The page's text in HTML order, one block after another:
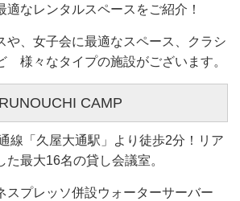
適なレンタルスペースをご紹介！
や、女子会に最適なスペース、クラシ
様々なタイプの施設がございます。
CAMP
線「久屋大通駅」より徒歩2分！リア
た最大16名の貸し会議室。
スプレッソ併設ウォーターサーバー